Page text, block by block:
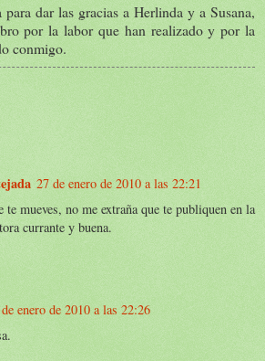
para dar las gracias a Herlinda y a Susana,
por la labor que han realizado y por la
conmigo.
27 de enero de 2010 a las 22:21
te mueves, no me extraña que te publiquen en la
currante y buena.
enero de 2010 a las 22:26